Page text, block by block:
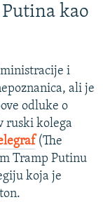
kao
i
ali je
odluke o
ruski kolega
(The
Tramp Putinu
koja je